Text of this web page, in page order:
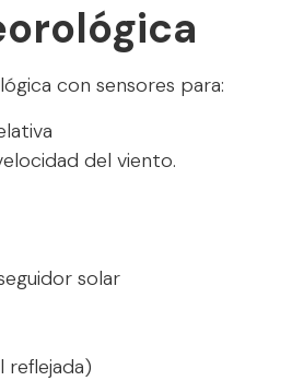
con sensores para:
del viento.
solar
reflejada)